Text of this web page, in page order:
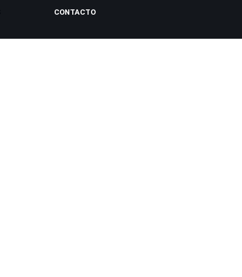
CONTACTO